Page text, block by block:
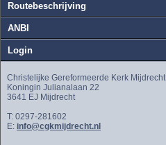
Routebeschrijving
ANBI
Login
Christelijke Gereformeerde Kerk Mijdrecht
Koningin Julianalaan 22
3641 EJ Mijdrecht
T: 0297-281602
E: info@cgkmijdrecht.nl